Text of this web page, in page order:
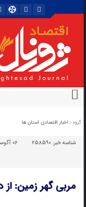
گروه : اخبار اقتصادی استان ها
شناسه خبر:258590 06 آگوست 2025 - 14:52